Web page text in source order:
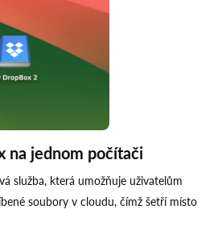
na jednom počítači
služba, která umožňuje uživatelům
soubory v cloudu, čímž šetří místo